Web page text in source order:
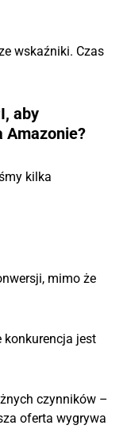
wskaźniki. Czas
aby
Amazonie?
kilka
mimo że
konkurencja jest
czynników –
oferta wygrywa